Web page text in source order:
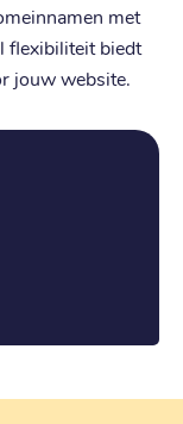
met
flexibiliteit biedt
jouw website.